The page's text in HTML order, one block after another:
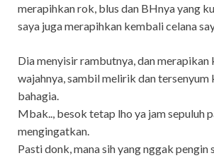
merapihkan rok, blus dan BHnya yang
saya juga merapihkan kembali celana
Dia menyisir rambutnya, dan merapikan
wajahnya, sambil melirik dan tersenyum
bahagia.
Mbak.., besok tetap lho ya jam sepuluh
mengingatkan.
Pasti donk, mana sih yang nggak pengin